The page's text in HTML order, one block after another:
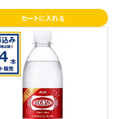
カートに入れる